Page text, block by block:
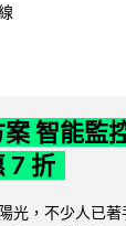
案 智能監
7 折
光，不少人已著